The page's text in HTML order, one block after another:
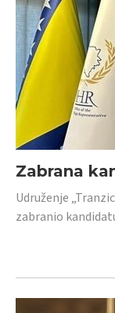
Zabrana
Udruženje
zabranio